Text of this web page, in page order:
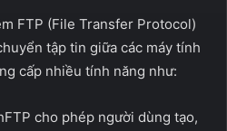
FTP (File Transfer Protocol)
tập tin giữa các máy tính
cấp nhiều tính năng như:
cho phép người dùng tạo,